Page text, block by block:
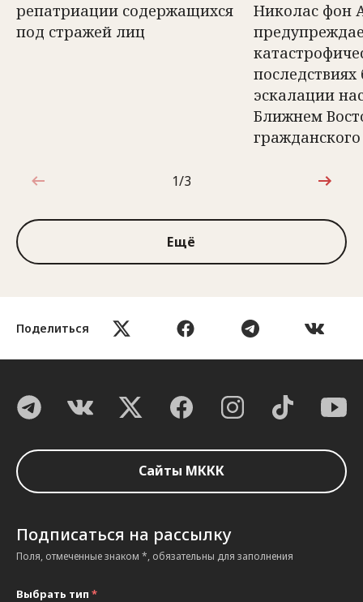
Поделиться
репатриации содержащихся
под стражей лиц
Николас фон
эскалации
Ближнем
1 из 3
1/3
Ещё
Сайты МККК
Подписаться на рассылку
Поля, отмеченные знаком *, обязательны для заполнения
Выбрать тип *